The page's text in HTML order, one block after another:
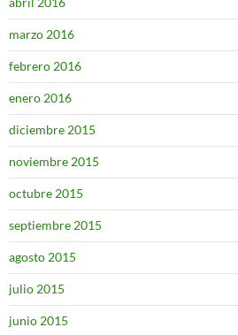
marzo 2016
febrero 2016
enero 2016
diciembre 2015
noviembre 2015
octubre 2015
septiembre 2015
agosto 2015
julio 2015
junio 2015